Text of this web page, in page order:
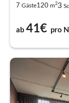
7 Gäste120 m23
ab 41€ pro